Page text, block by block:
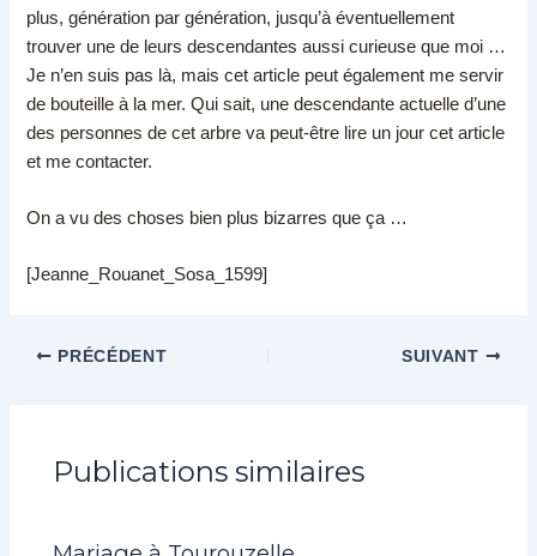
plus, génération par génération, jusqu’à éventuellement
trouver une de leurs descendantes aussi curieuse que moi …
Je n’en suis pas là, mais cet article peut également me servir
de bouteille à la mer. Qui sait, une descendante actuelle d’une
des personnes de cet arbre va peut-être lire un jour cet article
et me contacter.
On a vu des choses bien plus bizarres que ça …
[Jeanne_Rouanet_Sosa_1599]
PRÉCÉDENT SUIVANT
Publications similaires